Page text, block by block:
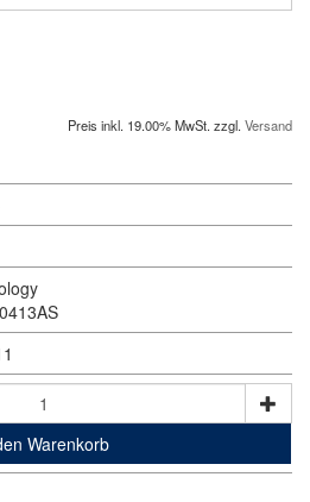
Preis inkl. 19.00% MwSt. zzgl. Versand
Warenkorb